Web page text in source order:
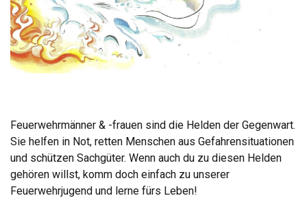
Feuerwehrmänner & -frauen sind die Helden der Gegenwart.
Sie helfen in Not, retten Menschen aus Gefahrensituationen
und schützen Sachgüter. Wenn auch du zu diesen Helden
gehören willst, komm doch einfach zu unserer
Feuerwehrjugend und lerne fürs Leben!